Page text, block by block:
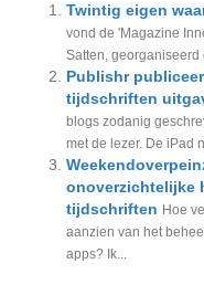
Twintig eigen
vond de 'Magazine
Satten, georganiseerd
Publishr
tijdschriften
blogs zodanig
met de lezer. De iPad
onoverzichtelijke
tijdschriften Hoe
aanzien van het
apps? Ik...